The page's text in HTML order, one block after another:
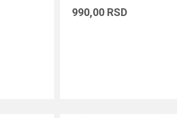
990,00 RSD